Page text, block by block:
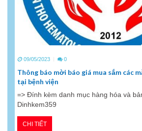
09/05/2023 0
Thông báo mời báo giá mua sắm các
tại bệnh viện
=> Đính kèm danh mục hàng hóa và
Dinhkem359
CHI TIẾT